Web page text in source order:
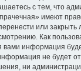
с тем, что
имеют
или
Как
вами информация
не будет
ни